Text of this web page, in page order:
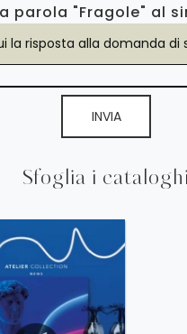
Sfoglia i cataloghi
parola "Fragole" al
INVIA